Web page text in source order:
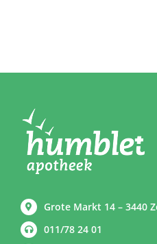
Grote Markt 14 – 3440
011/78 24 01